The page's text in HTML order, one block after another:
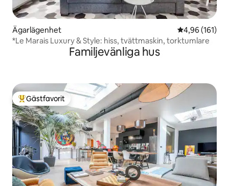
Ägarlägenhet 4,96 av 5 i
4,96 (161)
*Le Marais Luxury & Style: hiss, tvättmaskin, torktumlare
Familjevänliga hus
Populär gästfavorit
Gästfavorit